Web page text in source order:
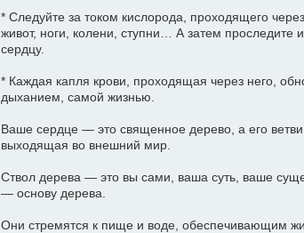
* Следуйте за током кислорода, проходящего
живот, ноги, колени, ступни… А затем проследите
сердцу.
* Каждая капля крови, проходящая через него,
дыханием, самой жизнью.
Ваше сердце — это священное дерево, а его
выходящая во внешний мир.
Ствол дерева — это вы сами, ваша суть, ваше
— основу дерева.
Они стремятся к пище и воде, обеспечивающим